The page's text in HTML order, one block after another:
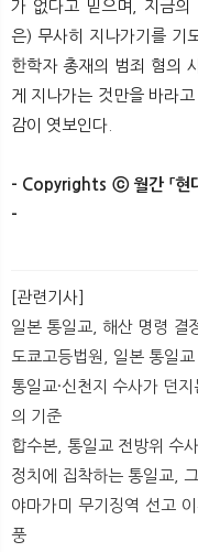
가 없다고 믿으며, 지금
은) 무사히 지나가기를 기
한학자 총재의 범죄 혐의
게 지나가는 것만을 바라고
감이 엿보인다.​
- Copyrights ⓒ 월간 「현
-
[관련기사]
일본 통일교, 해산 명령 결
도쿄고등법원, 일본 통일교
통일교·신천지 수사가 던
의 기준
합수본, 통일교 전방위 수
정치에 집착하는 통일교,
야마가미 무기징역 선고
풍